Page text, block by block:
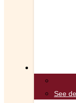
See